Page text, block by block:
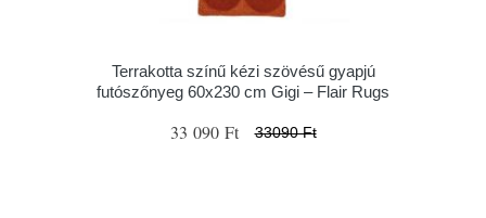
Terrakotta színű kézi szövésű gyapjú
futószőnyeg 60x230 cm Gigi – Flair Rugs
33 090 Ft 33090 Ft